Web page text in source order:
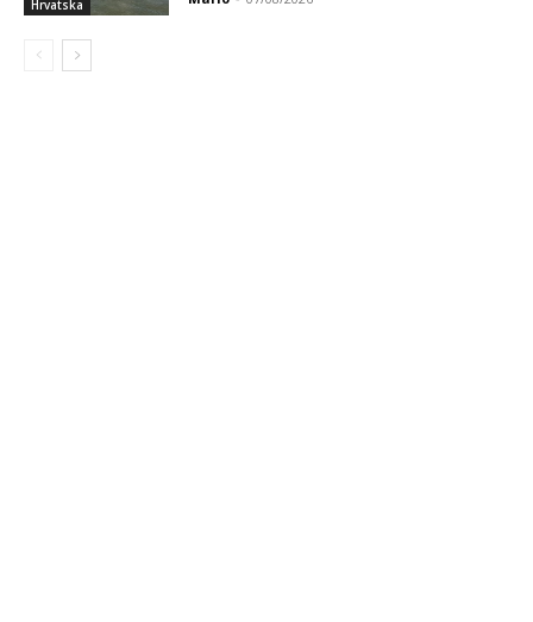
Hrvatska